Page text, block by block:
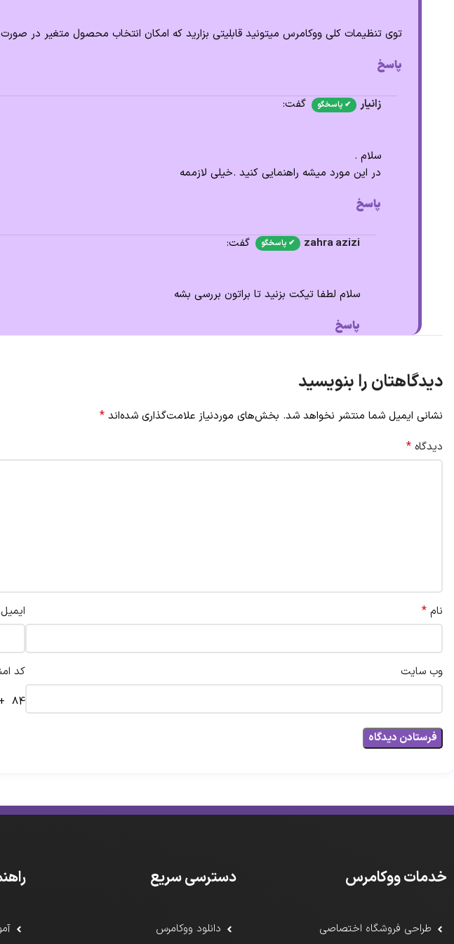
توی تنظیمات کلی ووکامرس میتونید قابلیتی بزارید که امکان انتخاب محصول متغیر در
پاسخ
زانیار
گفت:
سلام .
در این مورد میشه راهنمایی کنید .خیلی لازممه
پاسخ
zahra azizi
گفت:
سلام لطفا تیکت بزنید تا براتون بررسی بشه
پاسخ
دیدگاهتان را بنویسید
نشانی ایمیل شما منتشر نخواهد شد. بخش‌های موردنیاز علامت‌گذاری شده‌اند *
دیدگاه *
نام * ایمیل
وب‌ سایت
کد
84 +
خدمات ووکامرس
طراحی فروشگاه اختصاصی
دسترسی سریع
دانلود ووکامرس